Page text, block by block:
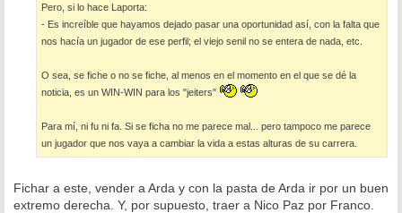
Pero, si lo hace Laporta:
- Es increíble que hayamos dejado pasar una oportunidad así, con la falta que
nos hacía un jugador de ese perfil; el viejo senil no se entera de nada, etc.
O sea, se fiche o no se fiche, al menos en el momento en el que se dé la
noticia, es un WIN-WIN para los "jeiters"
Para mí, ni fu ni fa. Si se ficha no me parece mal... pero tampoco me parece
un jugador que nos vaya a cambiar la vida a estas alturas de su carrera.
Fichar a este, vender a Arda y con la pasta de Arda ir por un buen
extremo derecha. Y, por supuesto, traer a Nico Paz por Franco.